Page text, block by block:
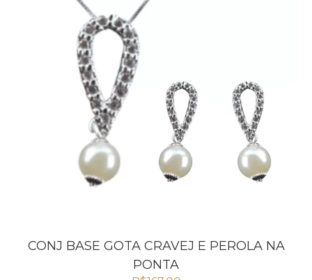
CONJ BASE GOTA CRAVEJ E PEROLA NA
PONTA